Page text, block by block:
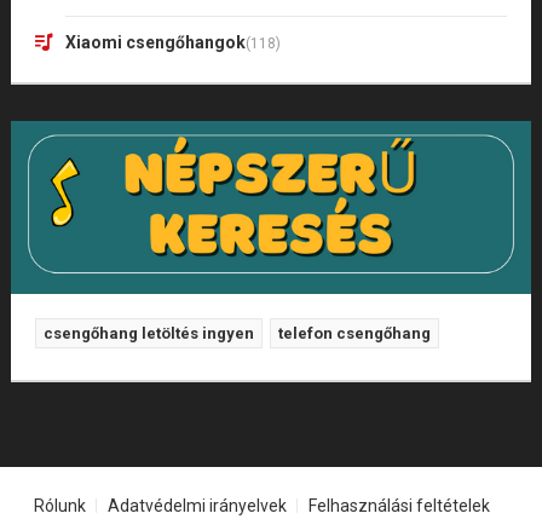
Xiaomi csengőhangok(118)
csengőhang letöltés ingyen telefon csengőhang
Rólunk Adatvédelmi irányelvek Felhasználási feltételek